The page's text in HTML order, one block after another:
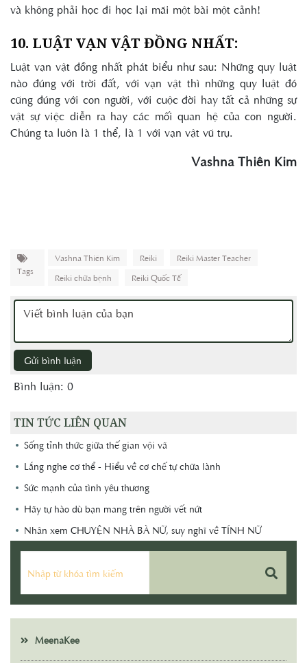
và không phải học đi học lại mãi một bài một cảnh!
10. LUẬT VẠN VẬT ĐỒNG NHẤT:
Luật vạn vật đồng nhất phát biểu như sau: Những quy luật
nào đúng với trời đất, với vạn vật thì những quy luật đó
cũng đúng với con người, với cuộc đời hay tất cả những sự
vật sự việc diễn ra hay các mối quan hệ của con người.
Chúng ta luôn là 1 thể, là 1 với vạn vật vũ trụ.
Vashna Thiên Kim
Tags
Vashna Thiên Kim Reiki
Reiki Master Teacher
Reiki chữa bệnh
Reiki Quốc Tế
Gửi bình luận
Bình luận: 0
TIN TỨC LIÊN QUAN
Sống tỉnh thức giữa thế gian vội vã
Lắng nghe cơ thể - Hiểu về cơ chế tự chữa lành
Sức mạnh của tình yêu thương
Hãy tự hào dù bạn mang trên người vết nứt
Nhân xem CHUYỆN NHÀ BÀ NỮ, suy nghĩ về TÍNH NỮ
MeenaKee